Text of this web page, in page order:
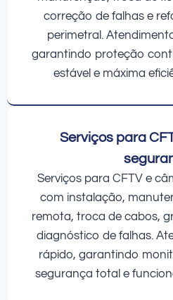
correção de falhas e
perimetral.
garantindo proteção
estável e máxima
Serviços para
Serviços para CFTV e
com instalação,
remota, troca de cabos,
diagnóstico de falhas.
rápido, garantindo
segurança total e